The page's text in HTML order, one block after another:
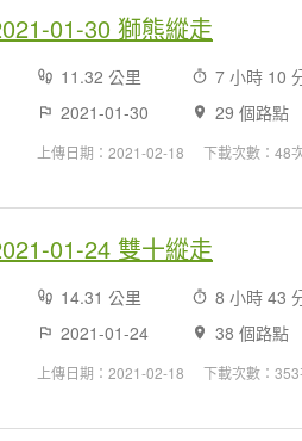
01-30 獅熊縱走
11.32 公里 7 小時 10
2021-01-30
29 個路點
上傳日期：2021-02-18 下載次數：48
01-24 雙十縱走
14.31 公里 8 小時 43
2021-01-24
38 個路點
上傳日期：2021-02-18 下載次數：353